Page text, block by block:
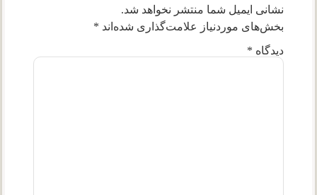
نشانی ایمیل شما منتشر نخواهد شد.
بخش‌های موردنیاز علامت‌گذاری شده‌اند *
دیدگاه *